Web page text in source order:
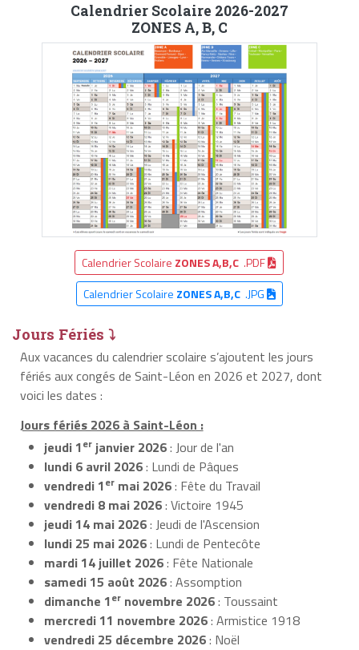
Calendrier Scolaire 2026-2027
ZONES A, B, C
Calendrier Scolaire ZONES A,B,C .PDF
Calendrier Scolaire ZONES A,B,C.JPG
Jours Fériés ⤵
Aux vacances du calendrier scolaire s’ajoutent les jours
fériés aux congés de Saint-Léon en 2026 et 2027, dont
voici les dates :
Jours fériés 2026 à Saint-Léon :
jeudi 1er janvier 2026: Jour de l'an
lundi 6 avril 2026: Lundi de Pâques
vendredi 1er mai 2026: Fête du Travail
vendredi 8 mai 2026: Victoire 1945
jeudi 14 mai 2026: Jeudi de l'Ascension
lundi 25 mai 2026: Lundi de Pentecôte
mardi 14 juillet 2026: Fête Nationale
samedi 15 août 2026: Assomption
dimanche 1er novembre 2026: Toussaint
mercredi 11 novembre 2026: Armistice 1918
vendredi 25 décembre 2026: Noël